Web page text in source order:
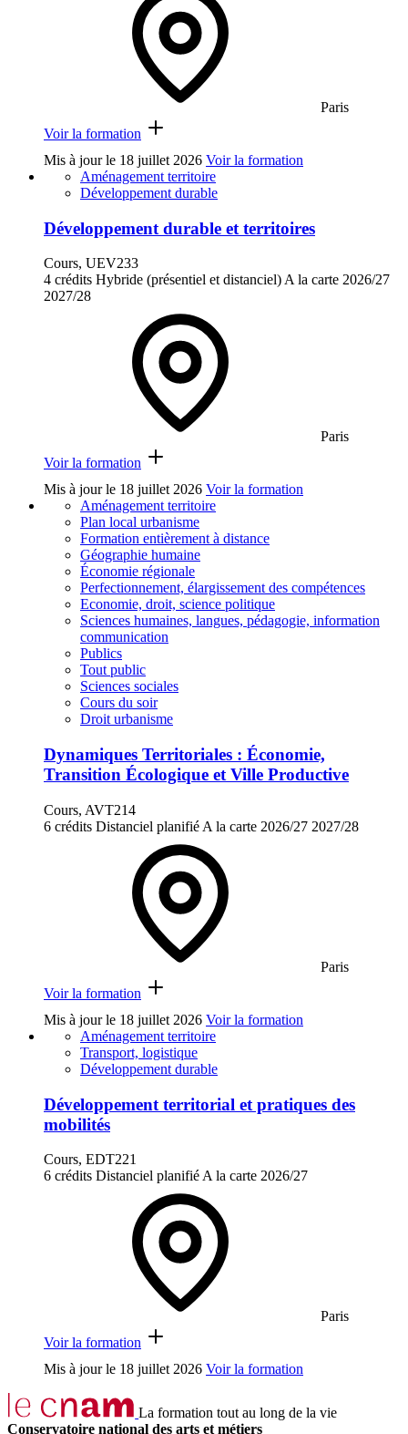
Paris
Voir la formation
Mis à jour le 18 juillet 2026 Voir la formation
Aménagement territoire
Développement durable
Développement durable et territoires
Cours, UEV233
4 crédits Hybride (présentiel et distanciel)A la carte 2026/27
2027/28
Paris
Voir la formation
Mis à jour le 18 juillet 2026 Voir la formation
Aménagement territoire
Plan local urbanisme
Formation entièrement à distance
Géographie humaine
Économie régionale
Perfectionnement, élargissement des compétences
Economie, droit, science politique
Sciences humaines, langues, pédagogie, information
communication
Publics
Tout public
Sciences sociales
Cours du soir
Droit urbanisme
Dynamiques Territoriales : Économie,
Transition Écologique et Ville Productive
Cours, AVT214
6 crédits Distanciel planifié A la carte 2026/27 2027/28
Paris
Voir la formation
Mis à jour le 18 juillet 2026 Voir la formation
Aménagement territoire
Transport, logistique
Développement durable
Développement territorial et pratiques des
mobilités
Cours, EDT221
6 crédits Distanciel planifié A la carte 2026/27
Paris
Voir la formation
Mis à jour le 18 juillet 2026 Voir la formation
La formation tout au long de la vie
Conservatoire national des arts et métiers